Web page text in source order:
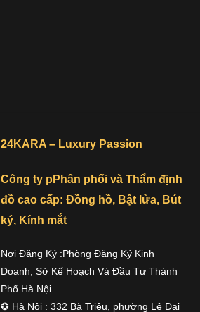
24KARA – Luxury Passion
Công ty pPhân phối và Thẩm định
đồ cao cấp: Đồng hồ, Bật lửa, Bút
ký, Kính mắt
Nơi Đăng Ký :Phòng Đăng Ký Kinh
Doanh, Sở Kế Hoạch Và Đầu Tư Thành
Phố Hà Nội
✪ Hà Nội : 332 Bà Triệu, phường Lê Đại